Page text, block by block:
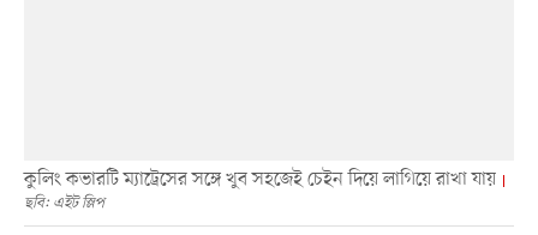
কুলিং কভারটি ম্যাট্রেসের সঙ্গে খুব সহজেই চেইন দিয়ে লাগিয়ে রাখা যায়
ছবি: এইট স্লিপ